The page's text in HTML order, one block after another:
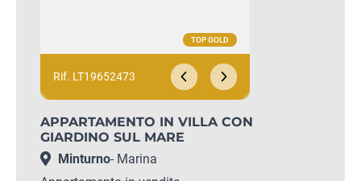
Rif. LT19652473
APPARTAMENTO IN VILLA CON
GIARDINO SUL MARE
Minturno- Marina